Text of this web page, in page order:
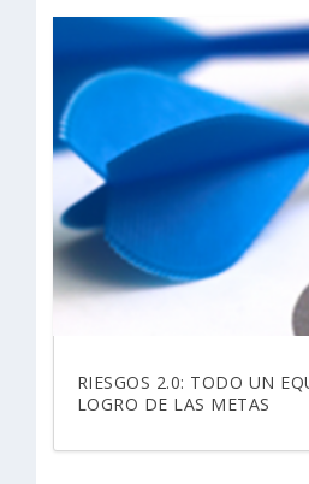
RIESGOS 2.0: TODO UN
LOGRO DE LAS METAS